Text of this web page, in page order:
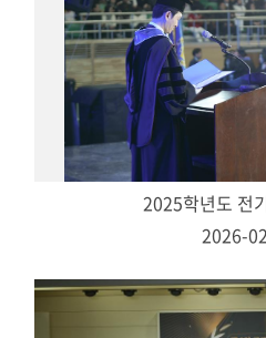
2025학년도 전
2026-